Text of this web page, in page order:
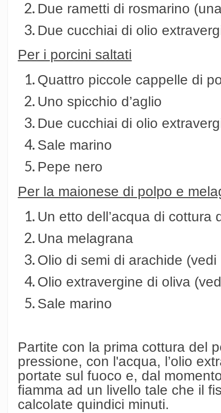
Due rametti di rosmarino
Due cucchiai di olio
Per i porcini saltati
Quattro piccole cappelle di
Uno spicchio d’aglio
Due cucchiai di olio
Sale marino
Pepe nero
Per la maionese di polpo e
Un etto dell’acqua di cottura
Una melagrana
Olio di semi di arachide (vedi
Olio extravergine di oliva
Sale marino
Partite con la prima cottura del
pressione, con l'acqua, l’olio
portate sul fuoco e, dal
fiamma ad un livello tale che il
calcolate quindici minuti.